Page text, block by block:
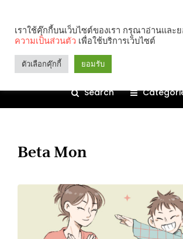
Search
Beta Mon
เราใช้คุ๊กกี้บนเว็บไซต์ของเรา กรุณาอ่านและ
ความเป็นส่วนตัว เพื่อใช้บริการเว็บไซต์
ตัวเลือกคุ๊กกี้ ยอมรับ